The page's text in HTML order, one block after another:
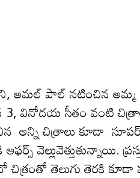
అమల్ పాల్ నటించిన అమ్మ
3, వినోదయ సీతం వంటి
అన్ని చిత్రాలు కూడా
వెల్లువెత్తుతున్నాయి.
చిత్రంతో తెలుగు తెరకి